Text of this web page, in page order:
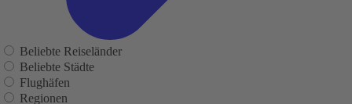
Beliebte Reiseländer
Beliebte Städte
Flughäfen
Regionen